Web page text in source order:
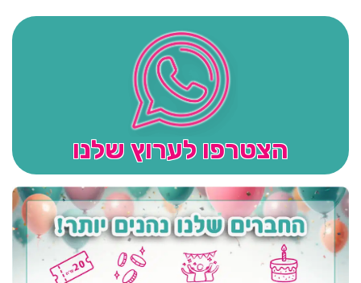
הצטרפו לערוץ שלנו